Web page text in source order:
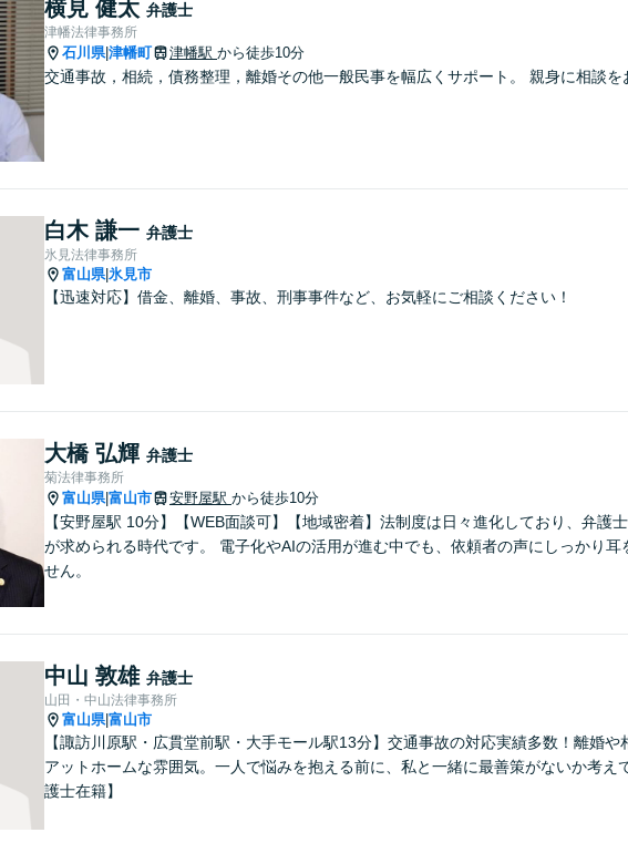
横見 健太 弁護士
津幡法律事務所
石川県|津幡町 津幡駅 から徒歩10分
交通事故，相続，債務整理，離婚その他一般民事を幅広くサポート。 親身に相談を
白木 謙一 弁護士
氷見法律事務所
富山県| 氷見市
【迅速対応】借金、離婚、事故、刑事事件など、お気軽にご相談ください！
大橋 弘輝 弁護士
菊法律事務所
富山県|富山市 安野屋駅 から徒歩10分
【安野屋駅 10分】【WEB面談可】【地域密着】法制度は日々進化しており、弁護
が求められる時代です。 電子化やAIの活用が進む中でも、依頼者の声にしっかり耳
せん。
中山 敦雄 弁護士
山田・中山法律事務所
富山県|富山市
【諏訪川原駅・広貫堂前駅・大手モール駅13分】交通事故の対応実績多数！離婚
アットホームな雰囲気。一人で悩みを抱える前に、私と一緒に最善策がないか考え
護士在籍】